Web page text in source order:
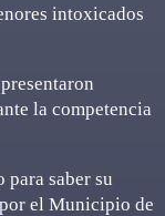
intoxicados
la competencia
saber su
el Municipio de